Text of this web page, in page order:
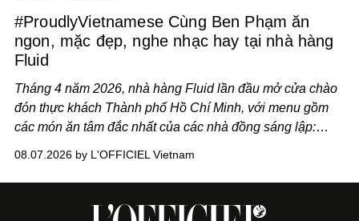
#ProudlyVietnamese Cùng Ben Phạm ăn
ngon, mặc đẹp, nghe nhạc hay tại nhà hàng
Fluid
Tháng 4 năm 2026, nhà hàng Fluid lần đầu mở cửa chào
đón thực khách Thành phố Hồ Chí Minh, với menu gồm
các món ăn tâm đắc nhất của các nhà đồng sáng lập:
món ăn đa dạng từ Á đến Âu nhanh chóng được yêu thích
nhờ cảm giác ngon miệng, thoải mái và cả khả năng
mang đến niềm vui cho thực khách.
08.07.2026 by L'OFFICIEL Vietnam